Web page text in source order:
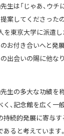
生は「じゃあ、ウチ
案してくださった
を東京大学に派遣
お付き合いへと発
出会いの賜に他な
生の多大な功績を
、記念館を広く一
続的発展に寄与す
ると考えています。